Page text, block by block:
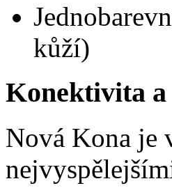
kůží)
Konektivita a
Nová Kona je